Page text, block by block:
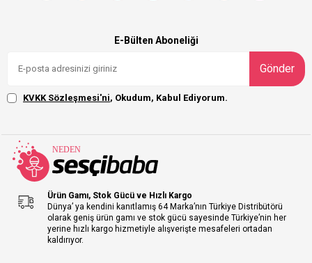
E-Bülten Aboneliği
Gönder
KVKK Sözleşmesi'ni, Okudum, Kabul Ediyorum.
Ürün Gamı, Stok Gücü ve Hızlı Kargo
Dünya’ ya kendini kanıtlamış 64 Marka’nın Türkiye Distribütörü
olarak geniş ürün gamı ve stok gücü sayesinde Türkiye’nin her
yerine hızlı kargo hizmetiyle alışverişte mesafeleri ortadan
kaldırıyor.